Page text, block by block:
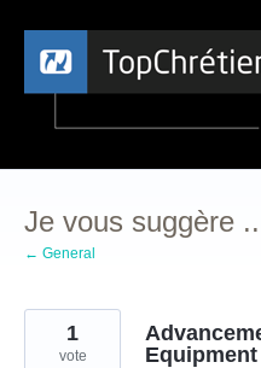
Aller
contenu
Je vous suggère
← General
1
vote